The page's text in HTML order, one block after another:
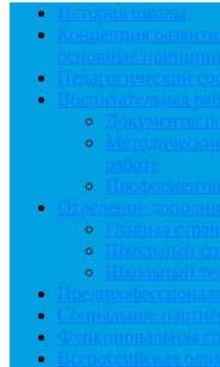
История школы
Концепция
основные
Педагогический
Воспитательная
Документы
работе
Отделение
Главная
Школьный
Школьный
Социальное
Функциональная
Всероссийская